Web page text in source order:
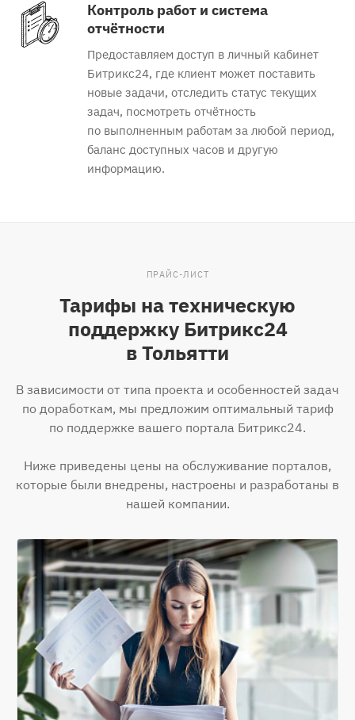
Контроль работ и система
отчётности
Предоставляем доступ в личный кабинет
Битрикс24, где клиент может поставить
новые задачи, отследить статус текущих
задач, посмотреть отчётность
по выполненным работам за любой период,
баланс доступных часов и другую
информацию.
ПРАЙС-ЛИСТ
Тарифы на техническую
поддержку Битрикс24
в Тольятти
В зависимости от типа проекта и особенностей задач
по доработкам, мы предложим оптимальный тариф
по поддержке вашего портала Битрикс24.
Ниже приведены цены на обслуживание порталов,
которые были внедрены, настроены и разработаны в
нашей компании.